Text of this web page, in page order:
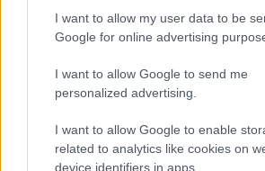
I want to allow my user data to be
Google for online advertising
I want to allow Google to send me
personalized advertising.
I want to allow Google to enable
related to analytics like cookies on
device identifiers in apps.
neutralizzati i vertici delCartel, le
nazionali si troverebbero in
appoggiare Guaidò senza
parte del governo; 3) il
maggiore dell’esercito che si
coordinamento delle forze